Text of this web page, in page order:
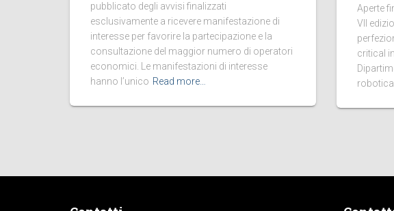
pubblicato degli avvisi finalizzati
esclusivamente a ricevere manifestazione di
interesse per favorire la partecipazione e la
consultazione del maggior numero di operatori
economici. Le manifestazioni di interesse
hanno l’unico Read more…
Aperte
VII
critical
robotica